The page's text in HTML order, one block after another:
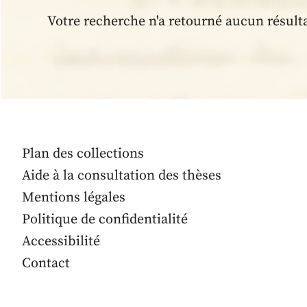
Votre recherche n'a retourné aucun
Plan des collections
Aide à la consultation des thèses
Mentions légales
Politique de confidentialité
Accessibilité
Contact